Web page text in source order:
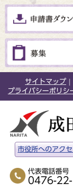
サイトマップ
プライバシーポリシ
市役所へのアク
代表電話番号
0476-22-